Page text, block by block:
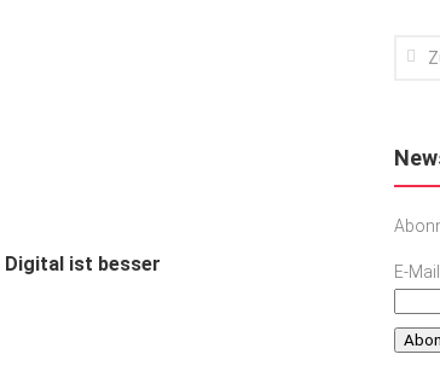
Digital ist besser E-